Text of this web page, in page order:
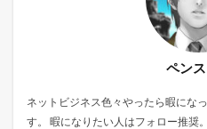
ペン
ネットビジネス色々やったら暇にな
す。 暇になりたい人はフォロー推奨